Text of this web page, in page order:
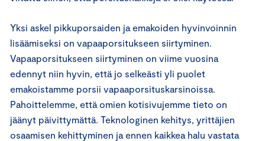
Yksi askel pikkuporsaiden ja emakoiden hyvinvoinnin
lisäämiseksi on vapaaporsitukseen siirtyminen.
Vapaaporsitukseen siirtyminen on viime vuosina
edennyt niin hyvin, että jo selkeästi yli puolet
emakoistamme porsii vapaaporsituskarsinoissa.
Pahoittelemme, että omien kotisivujemme tieto on
jäänyt päivittymättä. Teknologinen kehitys, yrittäjien
osaamisen kehittyminen ja ennen kaikkea halu vastata